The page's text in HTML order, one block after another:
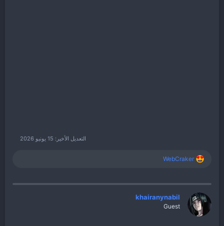
التعديل الأخير: 15 يونيو 2026
ا
ف
ا
ع
ل
ا
WebCraker
khairanynabil
Guest